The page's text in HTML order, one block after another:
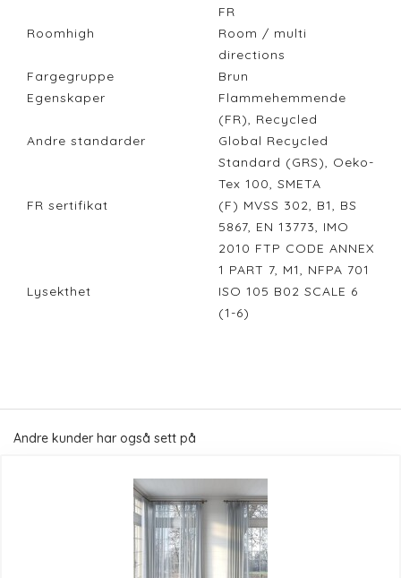
FR
Roomhigh
Room / multi
directions
Fargegruppe
Brun
Egenskaper
Flammehemmende
(FR), Recycled
Andre standarder
Global Recycled
Standard (GRS), Oeko-
Tex 100, SMETA
FR sertifikat
(F) MVSS 302, B1, BS
5867, EN 13773, IMO
2010 FTP CODE ANNEX
1 PART 7, M1, NFPA 701
Lysekthet
ISO 105 B02 SCALE 6
(1-6)
Andre kunder har også sett på